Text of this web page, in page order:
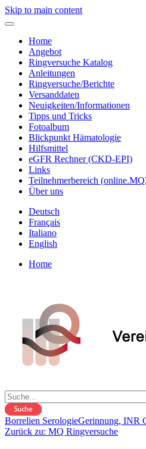
Skip to main content
Home
Angebot
Ringversuche Katalog
Anleitungen
Ringversuche/Berichte
Versanddaten
Neuigkeiten/Informationen
Tipps und Tricks
Fotoalbum
Blickpunkt Hämatologie
Hilfsmittel
eGFR Rechner (CKD-EPI)
Links
Teilnehmerbereich
Über uns
Deutsch
Français
Italiano
English
Home
Borrelien SerologieGerinnung, INR
Zurück zu: MQ Ringversuche